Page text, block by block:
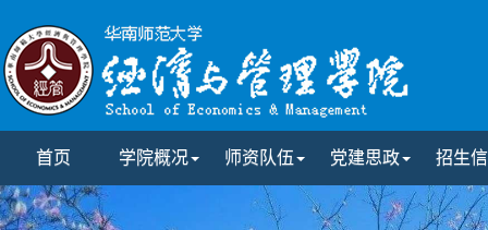
首页 学院概况 师资队伍 党建思政 招生